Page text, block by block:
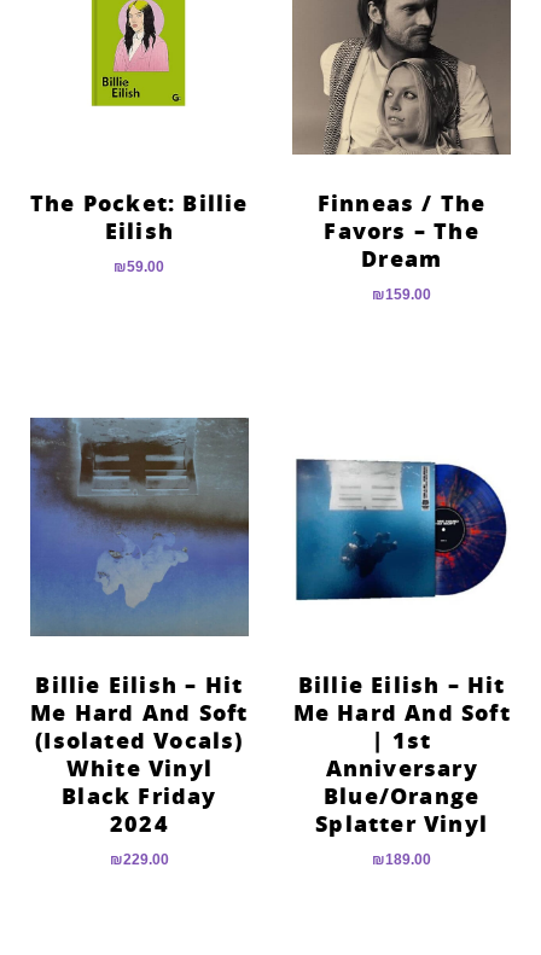
Finneas / The
Favors – The
Dream
₪159.00
The Pocket: Billie
Eilish
₪59.00
Billie Eilish – Hit
Me Hard And Soft
| 1st
Anniversary
Blue/Orange
Splatter Vinyl
₪189.00
Billie Eilish – Hit
Me Hard And Soft
(Isolated Vocals)
White Vinyl
Black Friday
2024
₪229.00